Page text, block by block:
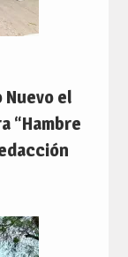
Nuevo el
“Hambre